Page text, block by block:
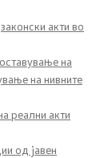
подароци
акти во
на
на нивните
реални акти
од јавен